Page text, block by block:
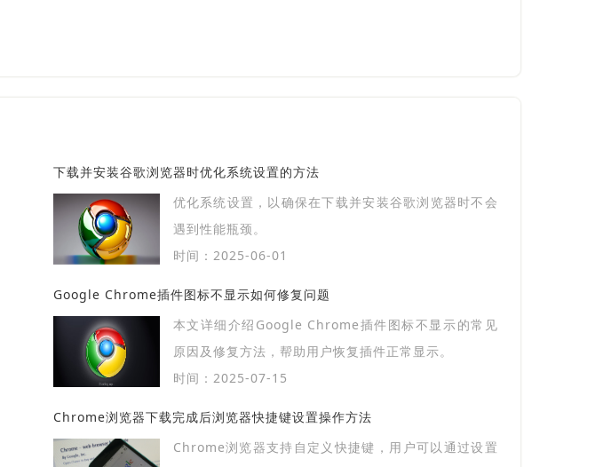
下载并安装谷歌浏览器时优化系统设置的方法
优化系统设置，以确保在下载并安装谷歌浏览器时不会
遇到性能瓶颈。
时间：2025-06-01
Google Chrome插件图标不显示如何修复问题
本文详细介绍Google Chrome插件图标不显示的常见
原因及修复方法，帮助用户恢复插件正常显示。
时间：2025-07-15
Chrome浏览器下载完成后浏览器快捷键设置操作方法
Chrome浏览器支持自定义快捷键，用户可以通过设置